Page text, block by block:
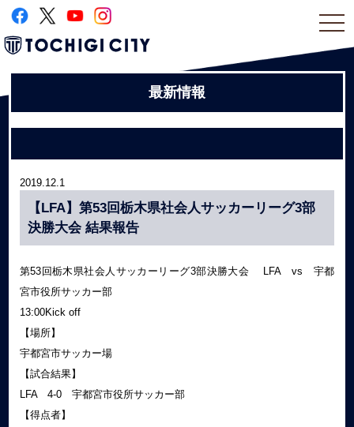
最新情報
2019.12.1
【LFA】第53回栃木県社会人サッカーリーグ3部
決勝大会 結果報告
第53回栃木県社会人サッカーリーグ3部決勝大会 LFA vs 宇都
宮市役所サッカー部
13:00Kick off
【場所】
宇都宮市サッカー場
【試合結果】
LFA 4‐0 宇都宮市役所サッカー部
【得点者】